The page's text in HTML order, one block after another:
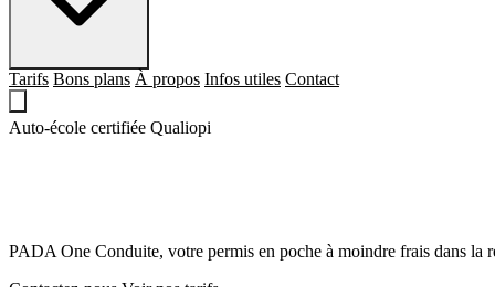
Tarifs Bons plans À propos Infos utiles Contact
Auto-école certifiée Qualiopi
PADA One Conduite, votre permis en poche à moindre frais dans la